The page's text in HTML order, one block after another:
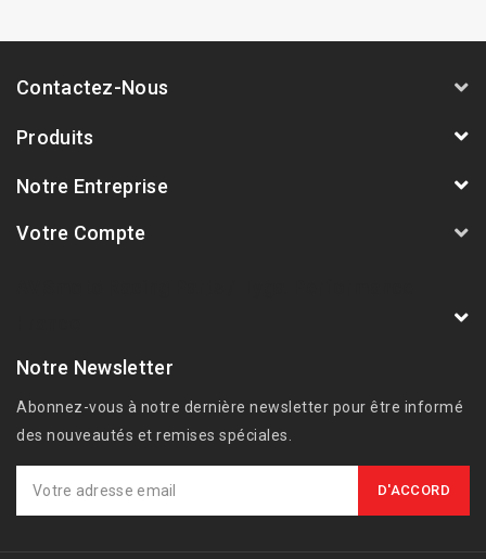
Contactez-Nous
Produits
Notre Entreprise
Votre Compte
Notre Newsletter
Abonnez-vous à notre dernière newsletter pour être informé
des nouveautés et remises spéciales.